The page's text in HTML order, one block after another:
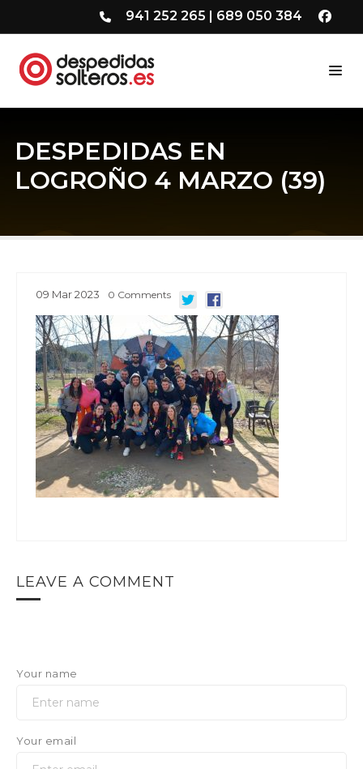
941 252 265 | 689 050 384
DESPEDIDAS EN
LOGROÑO 4 MARZO (39)
09 Mar2023 0 Comments
LEAVE A COMMENT
Your name
Your email